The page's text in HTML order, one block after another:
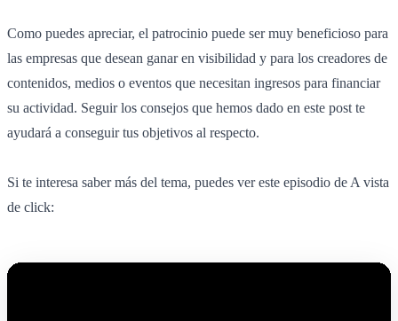
Como puedes apreciar, el patrocinio puede ser muy beneficioso para
las empresas que desean ganar en visibilidad y para los creadores de
contenidos, medios o eventos que necesitan ingresos para financiar
su actividad. Seguir los consejos que hemos dado en este post te
ayudará a conseguir tus objetivos al respecto.
Si te interesa saber más del tema, puedes ver este episodio de A vista
de click: